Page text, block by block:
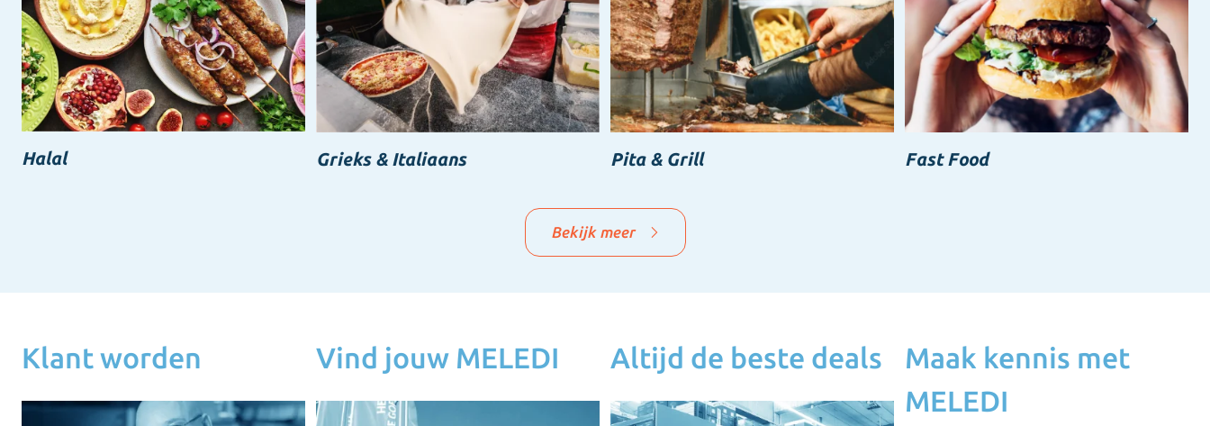
Halal Grieks & Italiaans Pita & Grill Fast Food
Bekijk meer
Klant worden Vind jouw MELEDI Altijd de beste deals
Maak kennis met
MELEDI